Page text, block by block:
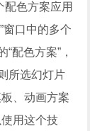
配色方案应用
窗口中的多个
配色方案”，
所选幻灯片
、动画方案
用这个技